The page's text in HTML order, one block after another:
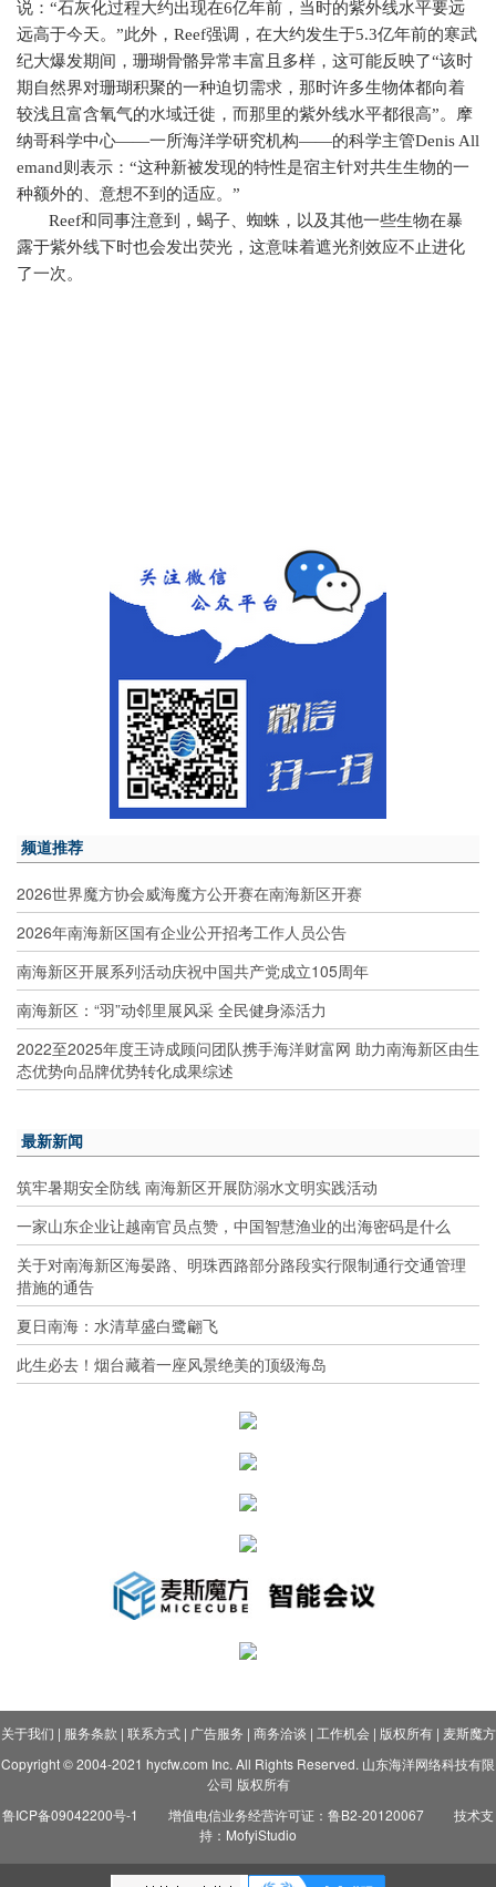
说：“石灰化过程大约出现在6亿年前，当时的紫外线水平要远
远高于今天。”此外， Reef强调，在大约发生于5.3亿年前的寒武
纪大爆发期间，珊瑚骨骼异常丰富且多样，这可能反映了“该时
期自然界对珊瑚积聚的一种迫切需求，那时许多生物体都向着
较浅且富含氧气的水域迁徙，而那里的紫外线水平都很高”。摩
纳哥科学中心——一所海洋学研究机构——的科学主管Denis All
emand则表示：“这种新被发现的特性是宿主针对共生生物的一
种额外的、意想不到的适应。”
Reef和同事注意到，蝎子、蜘蛛，以及其他一些生物在暴
露于紫外线下时也会发出荧光，这意味着遮光剂效应不止进化
了一次。
频道推荐
2026世界魔方协会威海魔方公开赛在南海新区开赛
2026年南海新区国有企业公开招考工作人员公告
南海新区开展系列活动庆祝中国共产党成立105周年
南海新区：“羽”动邻里展风采 全民健身添活力
2022至2025年度王诗成顾问团队携手海洋财富网 助力南海新区由生
态优势向品牌优势转化成果综述
最新新闻
筑牢暑期安全防线 南海新区开展防溺水文明实践活动
一家山东企业让越南官员点赞，中国智慧渔业的出海密码是什么
关于对南海新区海晏路、明珠西路部分路段实行限制通行交通管理
措施的通告
夏日南海：水清草盛白鹭翩飞
此生必去！烟台藏着一座风景绝美的顶级海岛
关于我们 | 服务条款 | 联系方式| 广告服务 | 商务洽谈 | 工作机会| 版权所有| 麦斯魔方
Copyright © 2004-2021 hycfw.com Inc. All Rights Reserved. 山东海洋网络科技有限
公司 版权所有
鲁ICP备09042200号-1
增值电信业务经营许可证：鲁B2-20120067
技术支
持：MofyiStudio